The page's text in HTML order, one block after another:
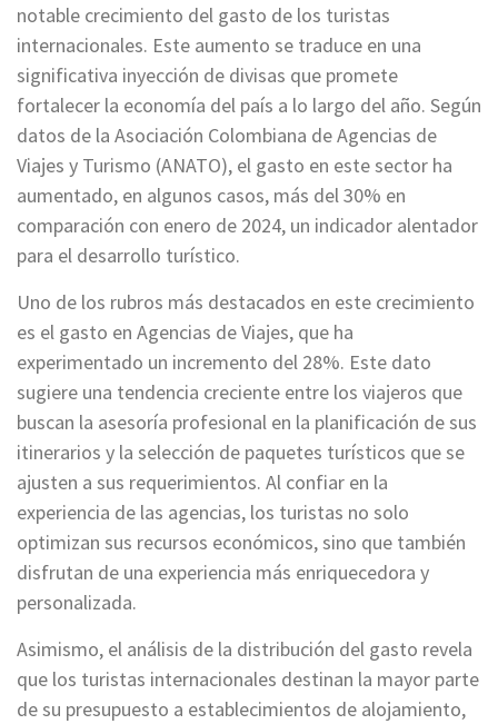
notable crecimiento del gasto de los turistas
internacionales. Este aumento se traduce en una
significativa inyección de divisas que promete
fortalecer la economía del país a lo largo del año. Según
datos de la Asociación Colombiana de Agencias de
Viajes y Turismo (ANATO), el gasto en este sector ha
aumentado, en algunos casos, más del 30% en
comparación con enero de 2024, un indicador alentador
para el desarrollo turístico.
Uno de los rubros más destacados en este crecimiento
es el gasto en Agencias de Viajes, que ha
experimentado un incremento del 28%. Este dato
sugiere una tendencia creciente entre los viajeros que
buscan la asesoría profesional en la planificación de sus
itinerarios y la selección de paquetes turísticos que se
ajusten a sus requerimientos. Al confiar en la
experiencia de las agencias, los turistas no solo
optimizan sus recursos económicos, sino que también
disfrutan de una experiencia más enriquecedora y
personalizada.
Asimismo, el análisis de la distribución del gasto revela
que los turistas internacionales destinan la mayor parte
de su presupuesto a establecimientos de alojamiento,